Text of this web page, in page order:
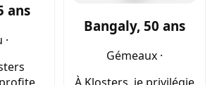
ans
Bangaly, 50 ans
Gémeaux ·